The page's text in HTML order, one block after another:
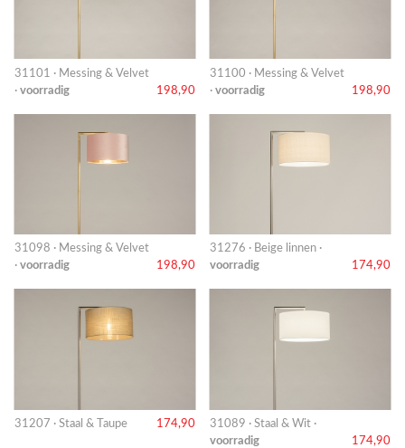
31101 · Messing & Velvet
· voorradig 198,90
31100 · Messing & Velvet
· voorradig 198,90
31098 · Messing & Velvet
· voorradig 198,90
31276 · Beige linnen ·
voorradig
174,90
31207 · Staal & Taupe 174,90
31089 · Staal & Wit ·
voorradig
174,90